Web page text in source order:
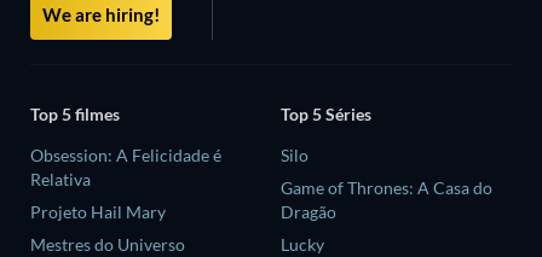
We are hiring!
Top 5 filmes
Obsession: A Felicidade é
Relativa
Projeto Hail Mary
Mestres do Universo
Top 5 Séries
Silo
Game of Thrones: A Casa do
Dragão
Lucky